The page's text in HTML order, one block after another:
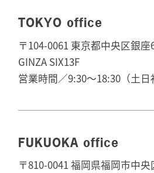
TOKYO office
〒104-0061 東京都中央区銀座
GINZA SIX13F
営業時間／9:30～18:30（土日
FUKUOKA office
〒810-0041 福岡県福岡市中